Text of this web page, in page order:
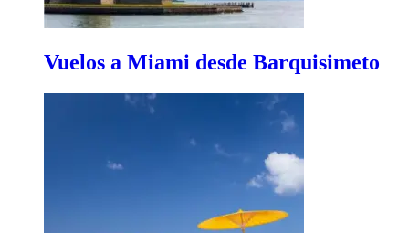
Vuelos a Miami desde Barquisimeto